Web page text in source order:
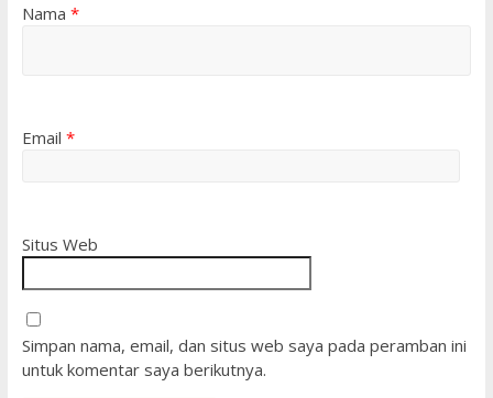
Nama *
Email *
Situs Web
Simpan nama, email, dan situs web saya pada peramban ini
untuk komentar saya berikutnya.